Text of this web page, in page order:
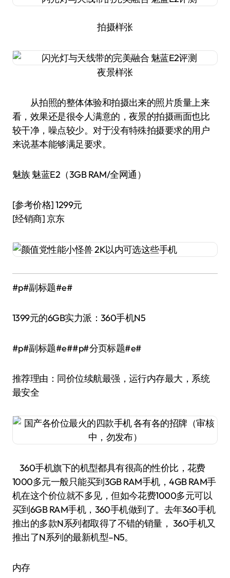
拍摄样张
夜景样张
从拍照的整体体验和拍摄出来的照片质量上来
看，效果还是很令人满意的，夜景的拍摄画面也比
较干净，噪点较少。对于没有特殊拍摄要求的用户
来说基本能够满足要求。
魅族 魅蓝E2（3GB RAM/全网通）
[参考价格] 1299元
[经销商] 京东
#p#副标题#e#
1399元的6GB实力派：360手机N5
#p#副标题#e##p#分页标题#e#
推荐理由：同价位续航最强，运行内存最大，系统
最安全
360手机旗下的机型都具有很高的性价比，花费
1000多元一般只能买到3GB RAM手机，4GB RAM手
机在这个价位就不多见，但如今花费1000多元可以
买到6GB RAM手机，360手机做到了。去年360手机
推出的多款N系列都取得了不错的销量， 360手机又
推出了N系列的最新机型–N5。
内存